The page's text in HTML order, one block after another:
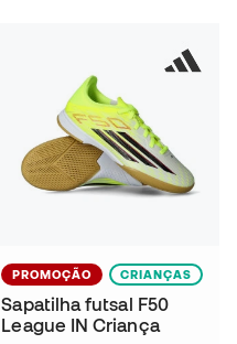
PROMOÇÃO CRIANÇAS
Sapatilha futsal F50
League IN Criança